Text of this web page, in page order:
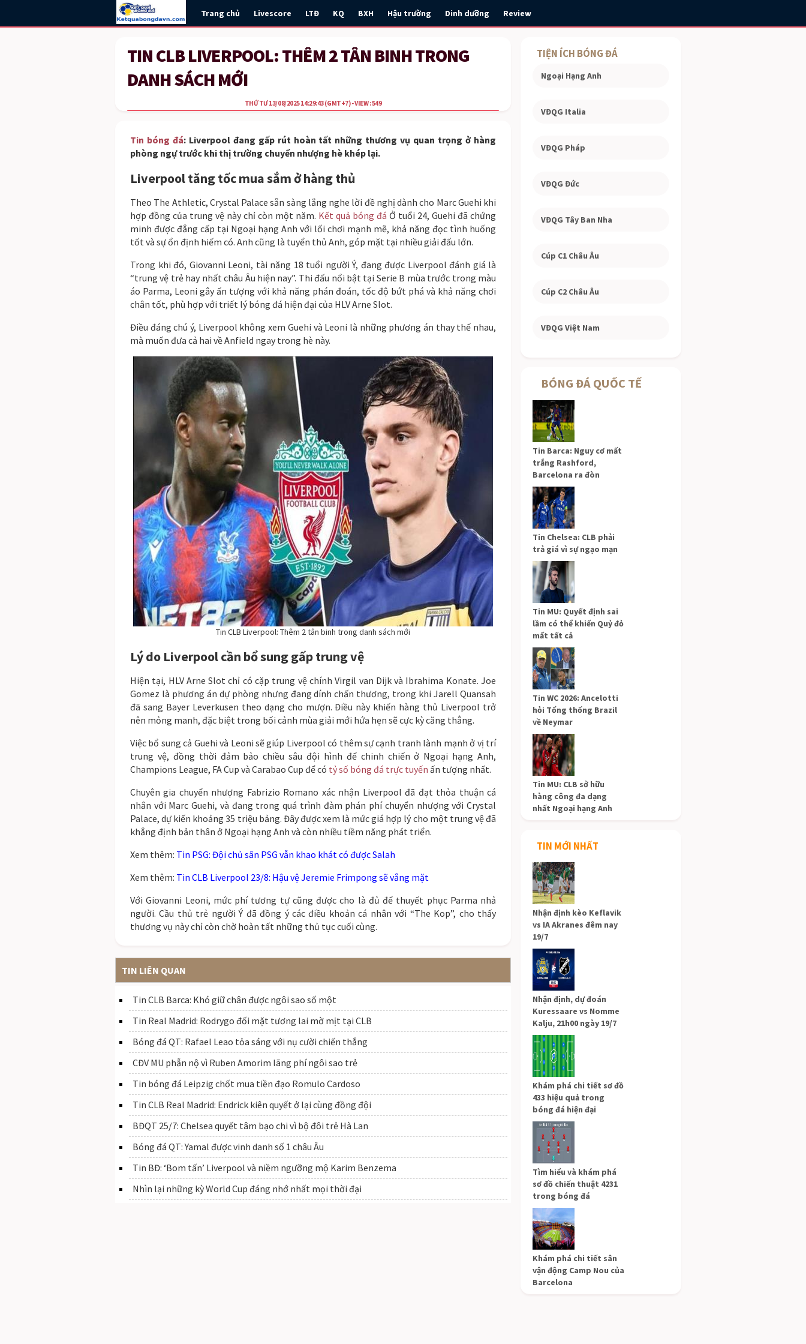
Trang chủ Livescore LTĐ KQ BXH Hậu trường Dinh dưỡng Review
TIN CLB LIVERPOOL: THÊM 2 TÂN BINH TRONG
DANH SÁCH MỚI
THỨ TƯ 13/08/2025 14:29:43(GMT+7)- VIEW : 549
Tin bóng đá: Liverpool đang gấp rút hoàn tất những thương vụ quan trọng ở hàng
phòng ngự trước khi thị trường chuyển nhượng hè khép lại.
Liverpool tăng tốc mua sắm ở hàng thủ
Theo The Athletic, Crystal Palace sẵn sàng lắng nghe lời đề nghị dành cho Marc Guehi khi
hợp đồng của trung vệ này chỉ còn một năm. Kết quả bóng đá Ở tuổi 24, Guehi đã chứng
minh được đẳng cấp tại Ngoại hạng Anh với lối chơi mạnh mẽ, khả năng đọc tình huống
tốt và sự ổn định hiếm có. Anh cũng là tuyển thủ Anh, góp mặt tại nhiều giải đấu lớn.
Trong khi đó, Giovanni Leoni, tài năng 18 tuổi người Ý, đang được Liverpool đánh giá là
“trung vệ trẻ hay nhất châu Âu hiện nay”. Thi đấu nổi bật tại Serie B mùa trước trong màu
áo Parma, Leoni gây ấn tượng với khả năng phán đoán, tốc độ bứt phá và khả năng chơi
chân tốt, phù hợp với triết lý bóng đá hiện đại của HLV Arne Slot.
Điều đáng chú ý, Liverpool không xem Guehi và Leoni là những phương án thay thế nhau,
mà muốn đưa cả hai về Anfield ngay trong hè này.
Tin CLB Liverpool: Thêm 2 tân binh trong danh sách mới
Lý do Liverpool cần bổ sung gấp trung vệ
Hiện tại, HLV Arne Slot chỉ có cặp trung vệ chính Virgil van Dijk và Ibrahima Konate. Joe
Gomez là phương án dự phòng nhưng đang dính chấn thương, trong khi Jarell Quansah
đã sang Bayer Leverkusen theo dạng cho mượn. Điều này khiến hàng thủ Liverpool trở
nên mỏng manh, đặc biệt trong bối cảnh mùa giải mới hứa hẹn sẽ cực kỳ căng thẳng.
Việc bổ sung cả Guehi và Leoni sẽ giúp Liverpool có thêm sự cạnh tranh lành mạnh ở vị trí
trung vệ, đồng thời đảm bảo chiều sâu đội hình để chinh chiến ở Ngoại hạng Anh,
Champions League, FA Cup và Carabao Cup để có tỷ số bóng đá trực tuyến ấn tượng nhất.
Chuyên gia chuyển nhượng Fabrizio Romano xác nhận Liverpool đã đạt thỏa thuận cá
nhân với Marc Guehi, và đang trong quá trình đàm phán phí chuyển nhượng với Crystal
Palace, dự kiến khoảng 35 triệu bảng. Đây được xem là mức giá hợp lý cho một trung vệ đã
khẳng định bản thân ở Ngoại hạng Anh và còn nhiều tiềm năng phát triển.
Xem thêm: Tin PSG: Đội chủ sân PSG vẫn khao khát có được Salah
Xem thêm: Tin CLB Liverpool 23/8: Hậu vệ Jeremie Frimpong sẽ vắng mặt
Với Giovanni Leoni, mức phí tương tự cũng được cho là đủ để thuyết phục Parma nhả
người. Cầu thủ trẻ người Ý đã đồng ý các điều khoản cá nhân với “The Kop”, cho thấy
thương vụ này chỉ còn chờ hoàn tất những thủ tục cuối cùng.
TIN LIÊN QUAN
Tin CLB Barca: Khó giữ chân được ngôi sao số một
Tin Real Madrid: Rodrygo đối mặt tương lai mờ mịt tại CLB
Bóng đá QT: Rafael Leao tỏa sáng với nụ cười chiến thắng
CĐV MU phẫn nộ vì Ruben Amorim lãng phí ngôi sao trẻ
Tin bóng đá Leipzig chốt mua tiền đạo Romulo Cardoso
Tin CLB Real Madrid: Endrick kiên quyết ở lại cùng đồng đội
BĐQT 25/7: Chelsea quyết tâm bạo chi vì bộ đôi trẻ Hà Lan
Bóng đá QT: Yamal được vinh danh số 1 châu Âu
Tin BĐ: ‘Bom tấn’ Liverpool và niềm ngưỡng mộ Karim Benzema
Nhìn lại những kỳ World Cup đáng nhớ nhất mọi thời đại
TIỆN ÍCH BÓNG ĐÁ
Ngoại Hạng Anh
VĐQG Italia
VĐQG Pháp
VĐQG Đức
VĐQG Tây Ban Nha
Cúp C1 Châu Âu
Cúp C2 Châu Âu
VĐQG Việt Nam
BÓNG ĐÁ QUỐC TẾ
Tin Barca: Nguy cơ mất
trắng Rashford,
Barcelona ra đòn
Tin Chelsea: CLB phải
trả giá vì sự ngạo mạn
Tin MU: Quyết định sai
lầm có thể khiến Quỷ đỏ
mất tất cả
Tin WC 2026: Ancelotti
hỏi Tổng thống Brazil
về Neymar
Tin MU: CLB sở hữu
hàng công đa dạng
nhất Ngoại hạng Anh
TIN MỚI NHẤT
Nhận định kèo Keflavik
vs IA Akranes đêm nay
19/7
Nhận định, dự đoán
Kuressaare vs Nomme
Kalju, 21h00 ngày 19/7
Khám phá chi tiết sơ đồ
433 hiệu quả trong
bóng đá hiện đại
Tìm hiểu và khám phá
sơ đồ chiến thuật 4231
trong bóng đá
Khám phá chi tiết sân
vận động Camp Nou của
Barcelona